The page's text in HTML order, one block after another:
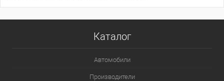
Каталог
Автомобили
Производители